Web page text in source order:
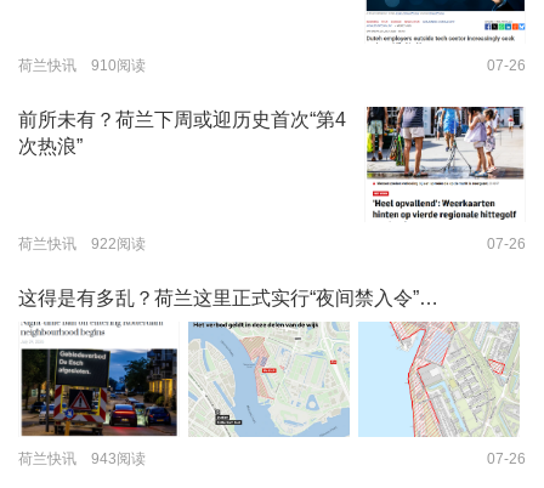
荷兰快讯 910阅读 07-26
前所未有？荷兰下周或迎历史首次“第4
次热浪”
荷兰快讯 922阅读 07-26
这得是有多乱？荷兰这里正式实行“夜间禁入令”…
荷兰快讯 943阅读 07-26